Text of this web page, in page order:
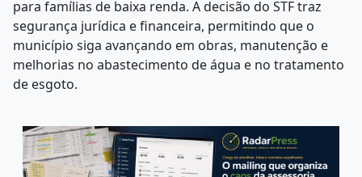
para famílias de baixa renda. A decisão do STF traz
segurança jurídica e financeira, permitindo que o
município siga avançando em obras, manutenção e
melhorias no abastecimento de água e no tratamento
de esgoto.